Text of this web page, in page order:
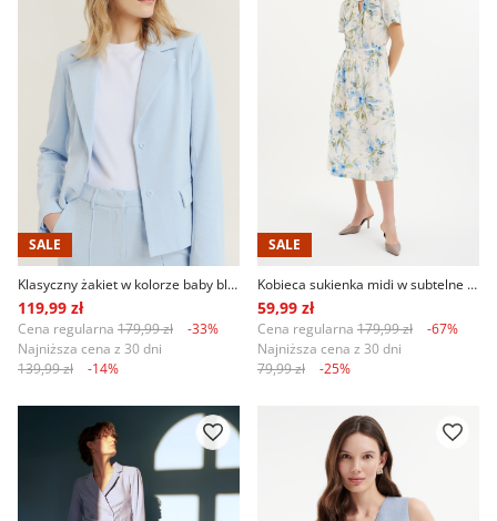
SALE
119,99 zł
Cena regularna 179,99 zł
-33%
Najniższa cena z 30 dni
139,99 zł
-14%
SALE
59,99 zł
Cena regularna 179,99 zł
-67%
Najniższa cena z 30 dni
79,99 zł
-25%